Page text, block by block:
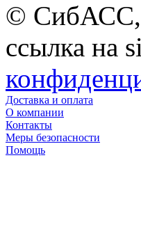
© СибАСС,
ссылка на
Доставка и оплата
О компании
Контакты
Меры безопасности
Помощь